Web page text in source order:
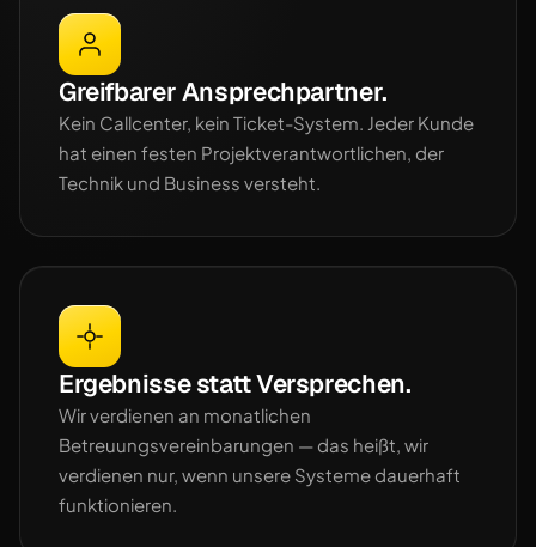
Greifbarer Ansprechpartner.
Kein Callcenter, kein Ticket-System. Jeder Kunde
hat einen festen Projektverantwortlichen, der
Technik und Business versteht.
Ergebnisse statt Versprechen.
Wir verdienen an monatlichen
Betreuungsvereinbarungen — das heißt, wir
verdienen nur, wenn unsere Systeme dauerhaft
funktionieren.